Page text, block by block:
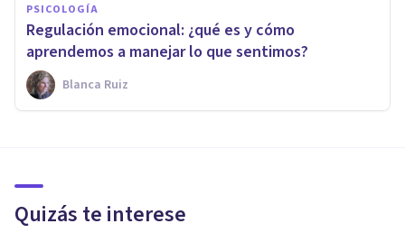
PSICOLOGÍA
Regulación emocional: ¿qué es y cómo
aprendemos a manejar lo que sentimos?
Blanca Ruiz
Quizás te interese